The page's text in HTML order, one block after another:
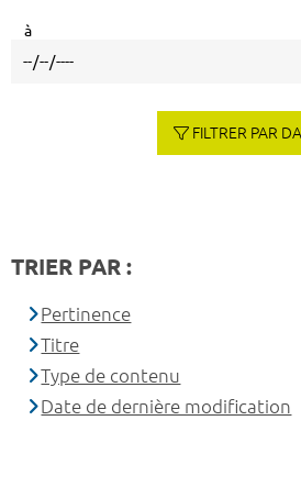
à
FILTRER PAR
TRIER PAR :
Pertinence
Titre
Type de contenu
Date de dernière modification